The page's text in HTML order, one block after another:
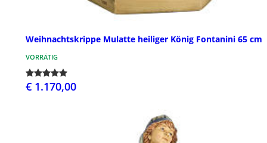
Weihnachtskrippe Mulatte heiliger König Fontanini 65 cm
VORRÄTIG
€ 1.170,00